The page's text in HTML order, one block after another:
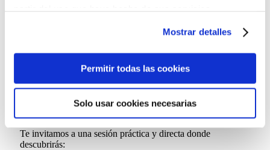
“Permitir todas las cookies”, rechazarlas todas salvo las
estrictamente técnicas pulsando el botón “Solo usar
cookies necesarias” o seleccionar aquellas para las que
presta su consentimiento pulsando el botón “Permitir
Consulta nuestraPolítica de Cookies
momento en el botón que aparece en la esquina
Mostrar detalles
Permitir todas las cookies
Solo usar cookies necesarias
✅ Una visión general de la toma de decisiones desde el
estructurar las decisiones.
✅ Claves paramejorar tu proceso de decisión
Te invitamos a una sesión práctica y directa donde
descubrirás: